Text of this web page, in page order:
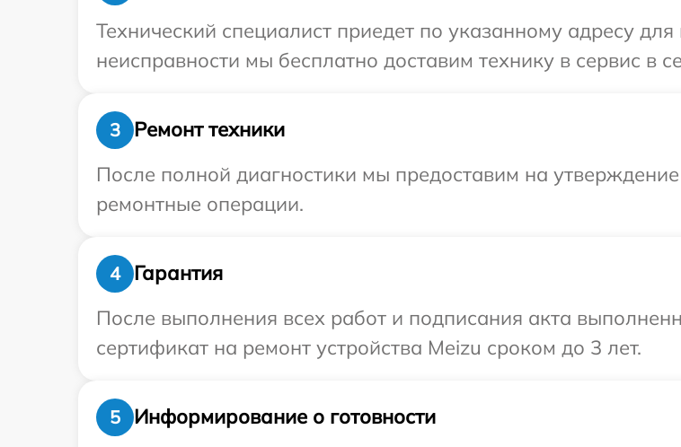
Технический специалист приедет по указанному адресу
неисправности мы бесплатно доставим технику в сервис в
3
Ремонт техники
После полной диагностики мы предоставим на
ремонтные операции.
4
Гарантия
После выполнения всех работ и подписания акта
сертификат на ремонт устройства Meizu сроком до 3 лет.
5
Информирование о готовности